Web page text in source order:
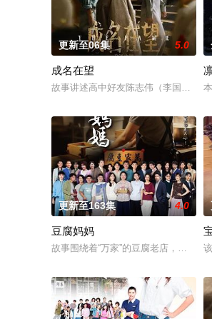
更新至06集 5.0
成名在望
故事讲述高中好友陈志伟（李国毅 饰
更新至163集 4.0
豆腐妈妈
故事围绕着“万家”的豆腐老店，因“一